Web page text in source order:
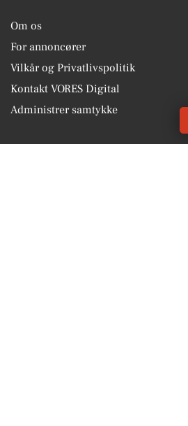
Om os
For annoncører
Vilkår og Privatlivspolitik
Kontakt VORES Digital
Administrer samtykke